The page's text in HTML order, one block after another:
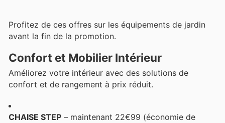
Profitez de ces offres sur les équipements de jardin
avant la fin de la promotion.
Confort et Mobilier Intérieur
Améliorez votre intérieur avec des solutions de
confort et de rangement à prix réduit.
CHAISE STEP – maintenant 22€99 (économie de